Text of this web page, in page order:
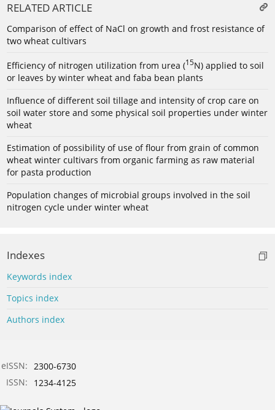
RELATED ARTICLE
Comparison of effect of NaCl on growth and frost resistance of
two wheat cultivars
Efficiency of nitrogen utilization from urea (15N) applied to soil
or leaves by winter wheat and faba bean plants
Influence of different soil tillage and intensity of crop care on
soil water store and some physical soil properties under winter
wheat
Estimation of possibility of use of flour from grain of common
wheat winter cultivars from organic farming as raw material
for pasta production
Population changes of microbial groups involved in the soil
nitrogen cycle under winter wheat
Indexes
Keywords index
Topics index
Authors index
eISSN: 2300-6730
ISSN:
1234-4125